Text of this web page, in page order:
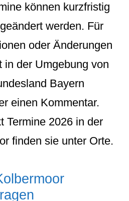
können kurzfristig
werden. Für
oder Änderungen
in der Umgebung von
Bayern
einen Kommentar.
Termine 2026 in der
finden sie unter Orte.